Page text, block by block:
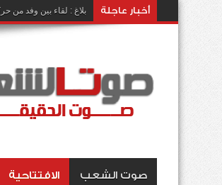
أخبار عاجلة بلاغ : لقاء بين وفد من
صوت الشعب الافتتاحية